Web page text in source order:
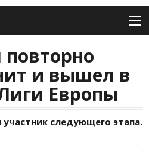
и вышел в
Европы
следующего этапа.